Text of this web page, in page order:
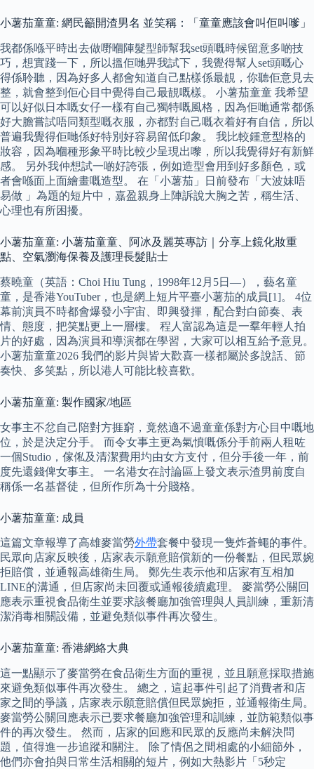
小薯茄童童: 網民籲開渣男名 並笑稱：「童童應該會叫佢叫嗲」
我都係喺平時出去做嘢嗰陣髮型師幫我set頭嘅時候留意多啲技
巧，想實踐一下，所以搵佢哋畀我試下，我覺得幫人set頭嘅心
得係聆聽，因為好多人都會知道自己點樣係最靚，你聽佢意見去
整，就會整到佢心目中覺得自己最靚嘅樣。 小薯茄童童 我希望
可以好似日本嘅女仔一樣有自己獨特嘅風格，因為佢哋通常都係
好大膽嘗試唔同類型嘅衣服，亦都對自己嘅衣着好有自信，所以
普遍我覺得佢哋係好特別好容易留低印象。 我比較鍾意型格的
妝容，因為嗰種形象平時比較少呈現出嚟，所以我覺得好有新鮮
感。 另外我仲想試一啲好誇張，例如造型會用到好多顏色，或
者會喺面上面繪畫嘅造型。 在「小薯茄」日前發布「大波妹唔
易做 」為題的短片中，嘉盈親身上陣訴說大胸之苦，稱生活、
心理也有所困擾。
小薯茄童童: 小薯茄童童、阿冰及麗英專訪｜分享上鏡化妝重
點、空氣瀏海保養及護理長髮貼士
蔡曉童（英語：Choi Hiu Tung，1998年12月5日—），藝名童
童，是香港YouTuber，也是網上短片平臺小薯茄的成員[1]。 4位
幕前演員不時都會爆發小宇宙、即興發揮，配合對白節奏、表
情、態度，把笑點更上一層樓。 程人富認為這是一羣年輕人拍
片的好處，因為演員和導演都在學習，大家可以相互給予意見。
小薯茄童童2026 我們的影片與皆大歡喜一樣都屬於多說話、節
奏快、多笑點，所以港人可能比較喜歡。
小薯茄童童: 製作國家/地區
女事主不忿自己陪對方捱窮，竟然適不過童童係對方心目中嘅地
位，於是決定分手。 而令女事主更為氣憤嘅係分手前兩人租咗
一個Studio，傢俬及清潔費用圴由女方支付，但分手後一年，前
度先還錢俾女事主。 一名港女在討論區上發文表示渣男前度自
稱係一名基督徒，但所作所為十分賤格。
小薯茄童童: 成員
這篇文章報導了高雄麥當勞外帶套餐中發現一隻炸蒼蠅的事件。
民眾向店家反映後，店家表示願意賠償新的一份餐點，但民眾婉
拒賠償，並通報高雄衛生局。 鄭先生表示他和店家有互相加
LINE的溝通，但店家尚未回覆或通報後續處理。 麥當勞公關回
應表示重視食品衛生並要求該餐廳加強管理與人員訓練，重新清
潔消毒相關設備，並避免類似事件再次發生。
小薯茄童童: 香港網絡大典
這一點顯示了麥當勞在食品衛生方面的重視，並且願意採取措施
來避免類似事件再次發生。 總之，這起事件引起了消費者和店
家之間的爭議，店家表示願意賠償但民眾婉拒，並通報衛生局。
麥當勞公關回應表示已要求餐廳加強管理和訓練，並防範類似事
件的再次發生。 然而，店家的回應和民眾的反應尚未解決問
題，值得進一步追蹤和關注。 除了情侶之間相處的小細節外，
他們亦會拍與日常生活相關的短片，例如大熱影片「5秒定